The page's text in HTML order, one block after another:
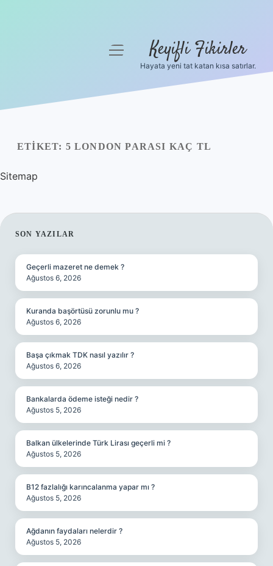
Yasal Uyarı
Hakkımızda
menüyü
Keyifli Fikirler
Hayata yeni tat katan kısa satırlar.
ETIKET: 5 LONDON PARASI KAÇ TL
Sitemap
SIDEBAR
SON YAZILAR
Geçerli mazeret ne demek ?
Ağustos 6, 2026
Kuranda başörtüsü zorunlu mu ?
Ağustos 6, 2026
Başa çıkmak TDK nasıl yazılır ?
Ağustos 6, 2026
Bankalarda ödeme isteği nedir ?
Ağustos 5, 2026
Balkan ülkelerinde Türk Lirası geçerli mi ?
Ağustos 5, 2026
B12 fazlalığı karıncalanma yapar mı ?
Ağustos 5, 2026
Ağdanın faydaları nelerdir ?
Ağustos 5, 2026